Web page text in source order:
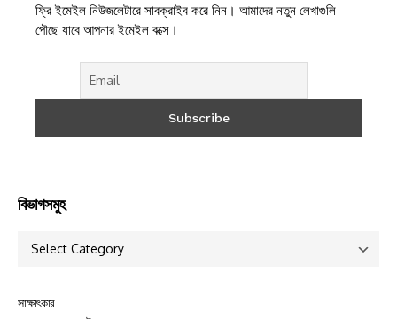
ফ্রি ইমেইল নিউজলেটারে সাবক্রাইব করে নিন। আমাদের নতুন লেখাগুলি
পৌছে যাবে আপনার ইমেইল বক্সে।
বিভাগসমুহ
সাক্ষাৎকার